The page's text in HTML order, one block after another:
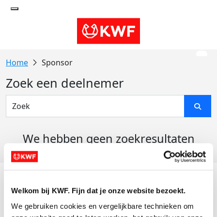
Welkom bij KWF. Fijn dat je onze website bezoekt.
We gebruiken cookies en vergelijkbare technieken om
Sponsor
Zoek een deelnemer
We hebben geen zoekresultaten
Actiematerialen
Evenementen